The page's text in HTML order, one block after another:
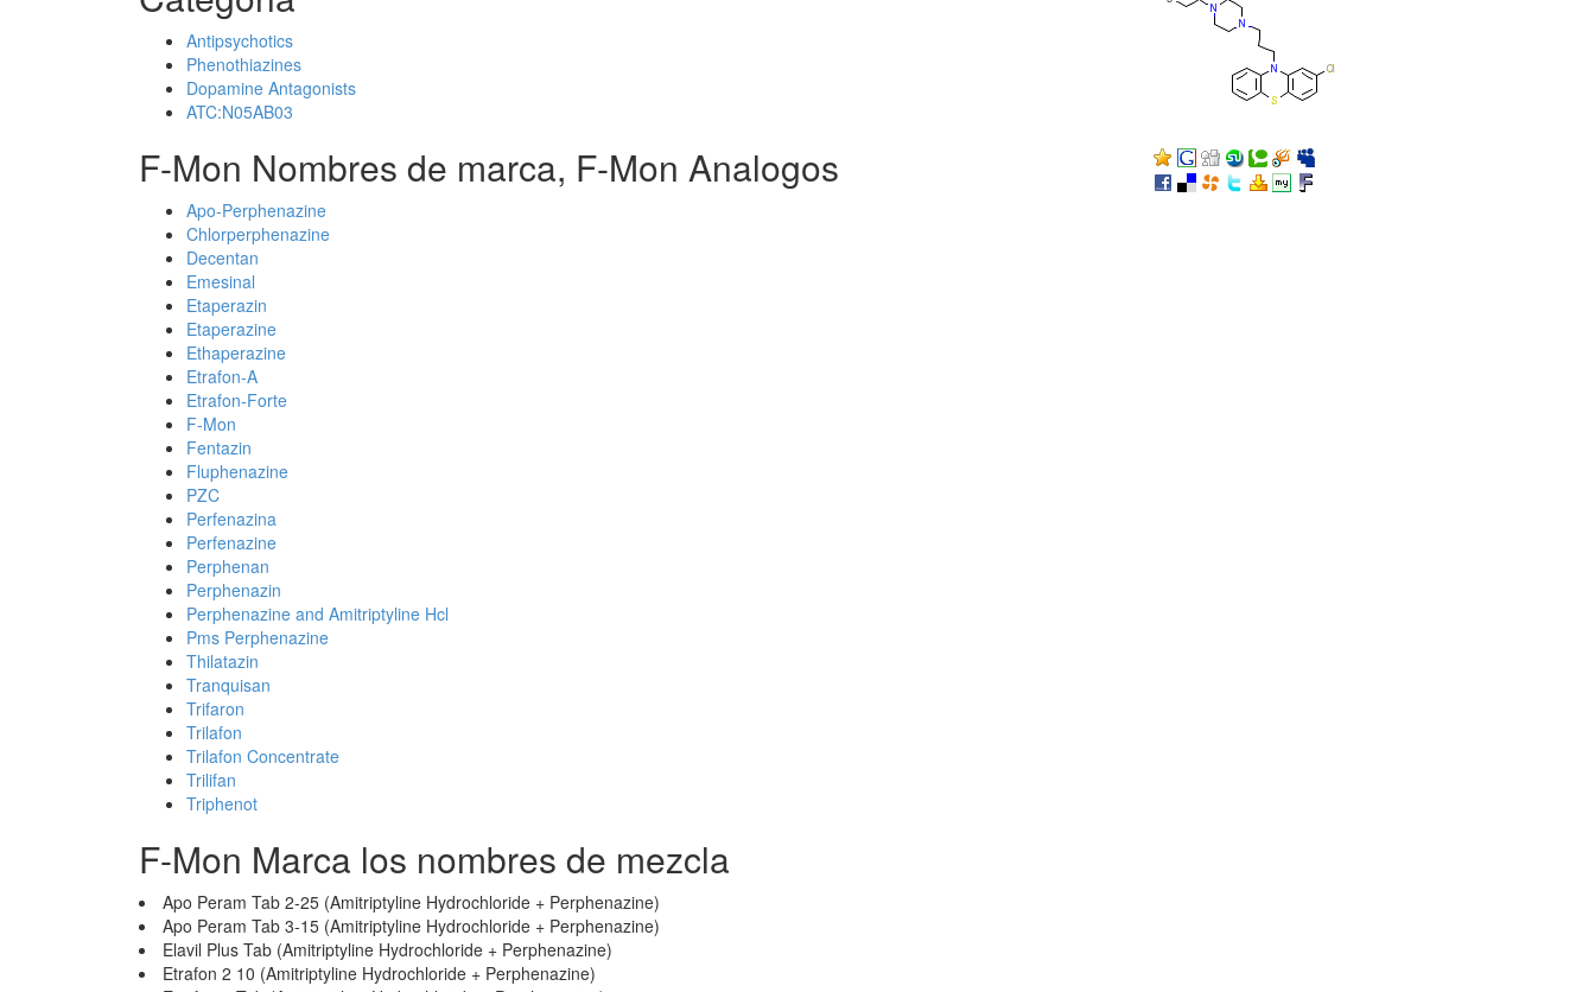
Antipsychotics
Phenothiazines
Dopamine Antagonists
ATC:N05AB03
F-Mon Nombres de marca, F-Mon Analogos
Apo-Perphenazine
Chlorperphenazine
Decentan
Emesinal
Etaperazin
Etaperazine
Ethaperazine
Etrafon-A
Etrafon-Forte
F-Mon
Fentazin
Fluphenazine
PZC
Perfenazina
Perfenazine
Perphenan
Perphenazin
Perphenazine and Amitriptyline Hcl
Pms Perphenazine
Thilatazin
Tranquisan
Trifaron
Trilafon
Trilafon Concentrate
Trilifan
Triphenot
F-Mon Marca los nombres de mezcla
Apo Peram Tab 2-25 (Amitriptyline Hydrochloride + Perphenazine)
Apo Peram Tab 3-15 (Amitriptyline Hydrochloride + Perphenazine)
Elavil Plus Tab (Amitriptyline Hydrochloride + Perphenazine)
Etrafon 2 10 (Amitriptyline Hydrochloride + Perphenazine)